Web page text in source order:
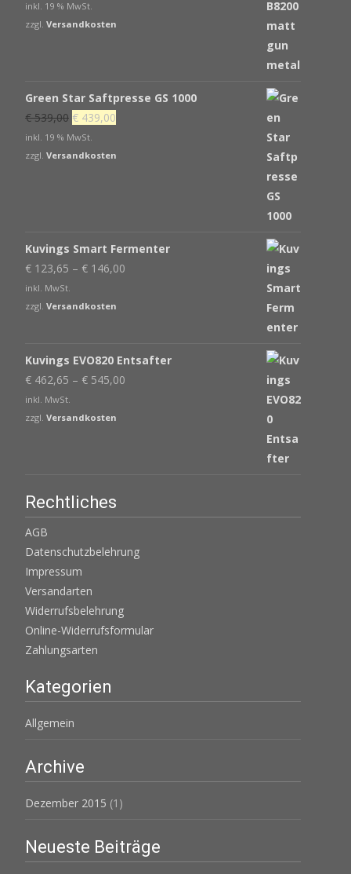
Preis
war:
ist:
inkl. 19 % MwSt.
zzgl. Versandkosten
Green Star Saftpresse GS 1000
€539,00 Ursprünglicher
Preis
war:
€ 439,00
ist:
inkl. 19 % MwSt.
zzgl. Versandkosten
Kuvings Smart Fermenter
€ 123,65 – € 146,00
inkl. MwSt.
zzgl. Versandkosten
Kuvings EVO820 Entsafter
€ 462,65 – € 545,00
inkl. MwSt.
zzgl. Versandkosten
Rechtliches
AGB
Datenschutzbelehrung
Impressum
Versandarten
Widerrufsbelehrung
Online-Widerrufsformular
Zahlungsarten
Kategorien
Allgemein
Archive
Dezember 2015 (1)
Neueste Beiträge